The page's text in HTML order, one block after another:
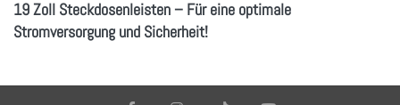
19 Zoll Steckdosenleisten – Für eine optimale
Stromversorgung und Sicherheit!